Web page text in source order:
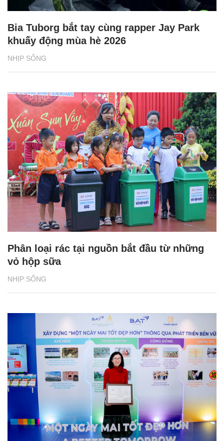
NHỊP SỐNG
Bia Tuborg bắt tay cùng rapper Jay Park
khuấy động mùa hè 2026
NHỊP SỐNG
Phân loại rác tại nguồn bắt đầu từ những
vỏ hộp sữa